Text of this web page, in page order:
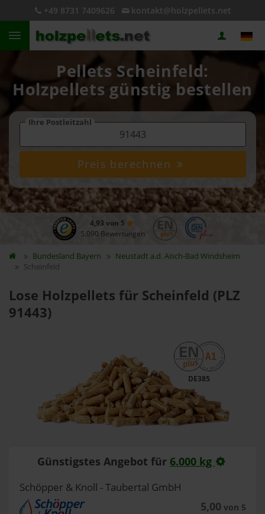
+49 8731 7409626 kontakt@holzpellets.net
Pellets Scheinfeld:
Holzpellets günstig bestellen
Ihre Postleitzahl
Preis berechnen
4,93 von 5
5.090 Bewertungen
Bundesland Bayern
Neustadt a.d. Aisch-Bad Windsheim
Scheinfeld
Lose Holzpellets für Scheinfeld (PLZ
91443)
DE385
Günstigstes Angebot für 6.000 kg
Schöpper & Knoll - Taubertal GmbH
5,00 von 5